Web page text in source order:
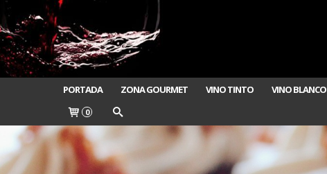
PORTADA ZONA GOURMET VINO TINTO VINO BLANCO
0